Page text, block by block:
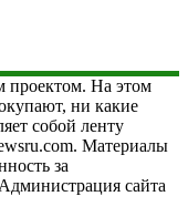
проектом. На этом
ни какие
собой ленту
Материалы
за
сайта